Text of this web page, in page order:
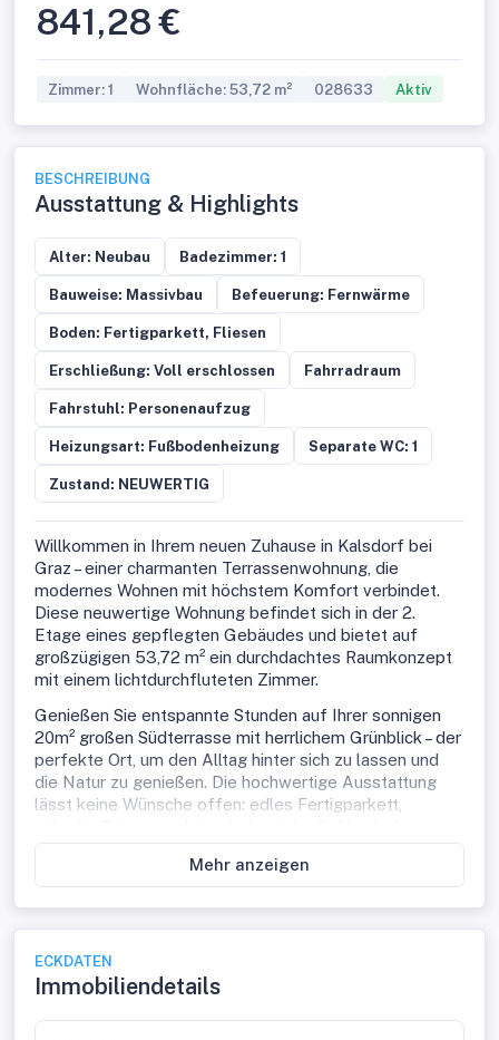
841,28 €
Zimmer: 1 Wohnfläche: 53,72 m² 028633 Aktiv
BESCHREIBUNG
Ausstattung & Highlights
Alter: Neubau Badezimmer: 1
Bauweise: Massivbau Befeuerung: Fernwärme
Boden: Fertigparkett, Fliesen
Erschließung: Voll erschlossen Fahrradraum
Fahrstuhl: Personenaufzug
Heizungsart: Fußbodenheizung Separate WC: 1
Zustand: NEUWERTIG
Willkommen in Ihrem neuen Zuhause in Kalsdorf bei
Graz – einer charmanten Terrassenwohnung, die
modernes Wohnen mit höchstem Komfort verbindet.
Diese neuwertige Wohnung befindet sich in der 2.
Etage eines gepflegten Gebäudes und bietet auf
großzügigen 53,72 m² ein durchdachtes Raumkonzept
mit einem lichtdurchfluteten Zimmer.
Genießen Sie entspannte Stunden auf Ihrer sonnigen
20m² großen Südterrasse mit herrlichem Grünblick – der
perfekte Ort, um den Alltag hinter sich zu lassen und
die Natur zu genießen. Die hochwertige Ausstattung
lässt keine Wünsche offen: edles Fertigparkett,
sorgen für ein angenehmes Wohnklima zu jeder
Jahreszeit. Die moderne Einbauküche ist optimal
integriert und macht das Kochen zum Vergnügen.
Komfort wird hier großgeschrieben: Ein
Personenaufzug bringt Sie bequem in Ihre Etage, Ihre
Fahrzeuge finden Platz in der hauseigenen Garage oder
auf dem Parkplatz im Freien. Für den Parkplatz beträgt
die Miete € 48,-, für die Garage € 96,- jeweils inkl. Ust.
Mehr anzeigen
ECKDATEN
Immobiliendetails